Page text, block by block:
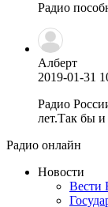
Радио
Алберт
2019-01-31
Радио
лет.Так бы и
Радио онлайн
Новости
Вести